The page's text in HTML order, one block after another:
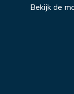
Bekijk de